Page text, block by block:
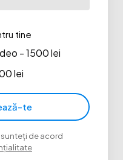
tine
- 1500 lei
lei
te
sunteți de acord